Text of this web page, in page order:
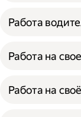
Работа
Работа на
Работа на